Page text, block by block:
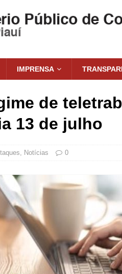
IMPRENSA
de
13 de julho
, Notícias 0